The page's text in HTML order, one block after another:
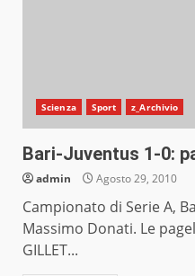
Scienza Sport z_Archivio
Bari-Juventus 1-0:
admin Agosto 29, 2010
Campionato di Serie A,
Massimo Donati. Le
GILLET...